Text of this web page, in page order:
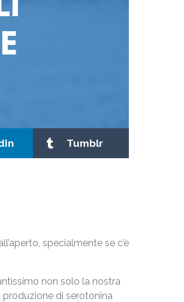
Tumblr
specialmente se c’è
non solo la nostra
di serotonina